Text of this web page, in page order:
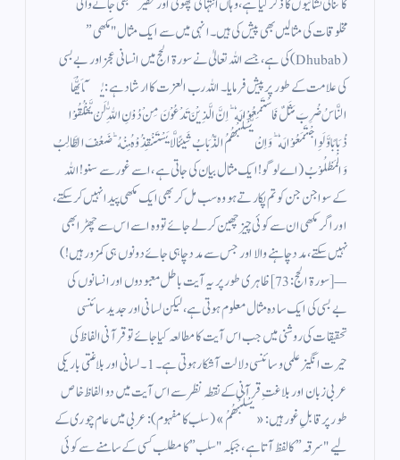
مخلوقات کی مثالیں بھی پیش کی ہیں۔ انہی میں سے ایک مثال "مکھی”
(Dhubab) کی ہے، جسے اللہ تعالیٰ نے سورۃ الحج میں انسانی عجز اور بے بسی
کی علامت کے طور پر پیش فرمایا۔ اللہ رب العزت کا ارشاد ہے: يٰۤاَيُّهَا
النَّاسُ ضُرِبَ مَثَلٌ فَاسْتَمِعُوْا لَهٗ ؕ اِنَّ الَّذِيْنَ تَدْعُوْنَ مِنْ دُوْنِ اللّٰهِ لَنْ يَّخْلُقُوْا
ذُبَابًا وَّ لَوِ اجْتَمَعُوْا لَهٗ ؕ وَ اِنْ يَّسْلُبْهُمُ الذُّبَابُ شَيئًا لَّا يَسْتَنْقِذُوْهُ مِنْهُ ؕ ضَعُفَ الطَّالِبُ
وَ الْمَطْلُوْبُ (اے لوگو! ایک مثال بیان کی جاتی ہے، اسے غور سے سنو! اللہ
کے سوا جن جن کو تم پکارتے ہو وہ سب مل کر بھی ایک مکھی پیدا نہیں کر سکتے،
اور اگر مکھی ان سے کوئی چیز چھین کر لے جائے تو وہ اسے اس سے چھڑا بھی
نہیں سکتے، مدد چاہنے والا اور جس سے مدد چاہی جائے دونوں ہی کمزور ہیں!)
— [سورۃ الحج: 73] ظاہری طور پر یہ آیت باطل معبودوں اور انسانوں کی
بے بسی کی ایک سادہ مثال معلوم ہوتی ہے، لیکن لسانی اور جدید سائنسی
تحقیقات کی روشنی میں جب اس آیت کا مطالعہ کیا جائے تو قرآنی الفاظ کی
حیرت انگیز علمی و سائنسی دلالت آشکار ہوتی ہے۔ 1۔ لسانی اور بلاغتی باریکی
عربی زبان اور بلاغتِ قرآنی کے نقطہ نظر سے اس آیت میں دو الفاظ خاص
طور پر قابلِ غور ہیں: «يَسْلُبْهُمُ» (سلب کا مفہوم): عربی میں عام چوری کے
لیے "سرقہ” کا لفظ آتا ہے، جبکہ "سلب” کا مطلب کسی کے سامنے سے کوئی